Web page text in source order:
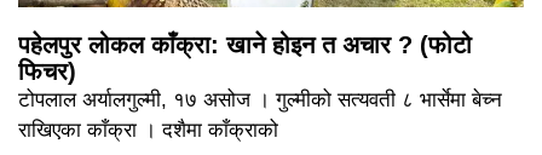
पहेलपुर लोकल काँक्रा: खाने होइन त अचार ? (फोटो
फिचर)
टोपलाल अर्यालगुल्मी, १७ असोज । गुल्मीको सत्यवती ८ भार्सेमा बेच्न
राखिएका काँक्रा । दशैमा काँक्राको